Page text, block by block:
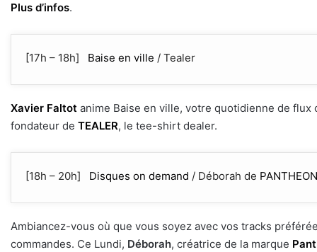
Plus d’infos.
[17h – 18h] Baise en ville / Tealer
Xavier Faltot anime Baise en ville, votre quotidienne de
fondateur de TEALER, le tee-shirt dealer.
[18h – 20h] Disques on demand / Déborah de
Ambiancez-vous où que vous soyez avec vos tracks
commandes. Ce Lundi, Déborah, créatrice de la marque